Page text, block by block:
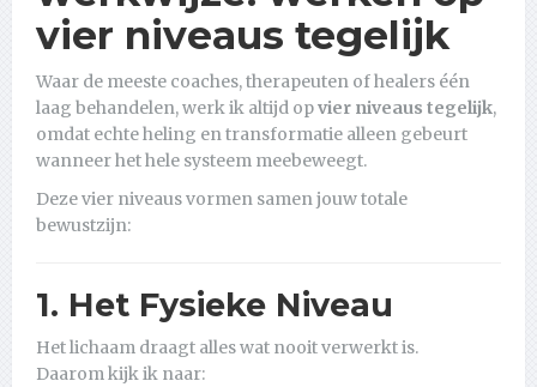
vier niveaus tegelijk
Waar de meeste coaches, therapeuten of healers één
laag behandelen, werk ik altijd opvier niveaus tegelijk,
omdat echte heling en transformatie alleen gebeurt
wanneer het hele systeem meebeweegt.
Deze vier niveaus vormen samen jouw totale
bewustzijn:
1. Het Fysieke Niveau
Het lichaam draagt alles wat nooit verwerkt is.
Daarom kijk ik naar: